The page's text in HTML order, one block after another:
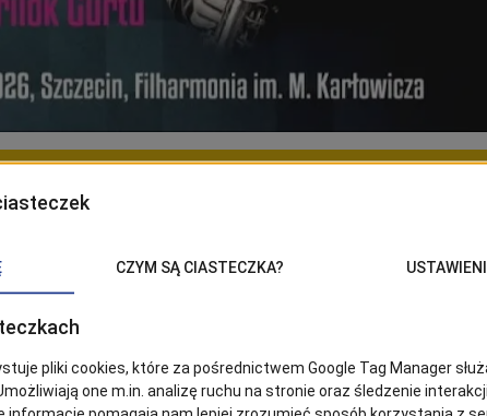
in der Geschichte der Jazzmusik – Jan
Der norwegische Musiker wird zusammen mit seiner
der besten Schlagzeuger der Welt, Trilok Gurtu, in
wie Jan Garbarek. Sein Klang ist zu seinem